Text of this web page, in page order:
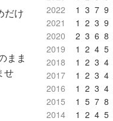
だけ
まま
せ
2022
1 3 7 9
2021
1 2 3 9
2020
2 3 6 8
2019
1 2 4 5
2018
1 2 3 4
2017
1 2 3 4
2016
1 2 3 4
2015
1 5 7 8
2014
1 2 4 5